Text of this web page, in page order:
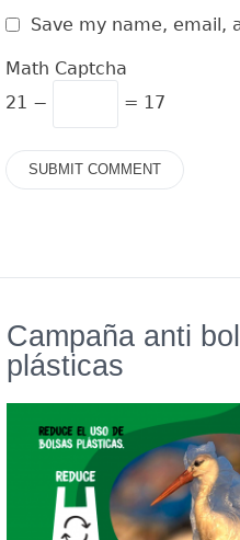
Save my name, email,
Math Captcha
21 −
= 17
Campaña anti
plásticas